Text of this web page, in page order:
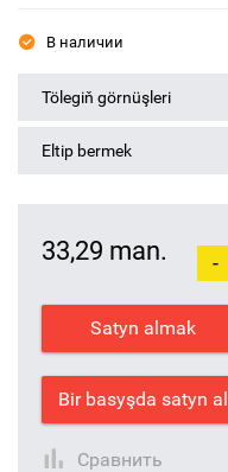
В наличии
Tölegiň görnüşleri
Eltip bermek
33,29 man. -
Satyn almak
Bir basyşda satyn al
Сравнить